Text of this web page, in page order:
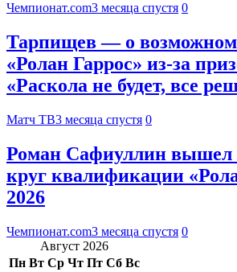
Чемпионат.com3 месяца спустя 0
Тарпищев — о возможном
«Ролан Гаррос» из‑за
«Раскола не будет, все
Матч ТВ3 месяца спустя 0
Роман Сафиуллин вышел
круг квалификации
2026
Чемпионат.com3 месяца спустя 0
Август 2026
Пн Вт Ср Чт Пт Сб Вс